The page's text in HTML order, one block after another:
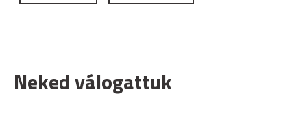
Neked válogattuk